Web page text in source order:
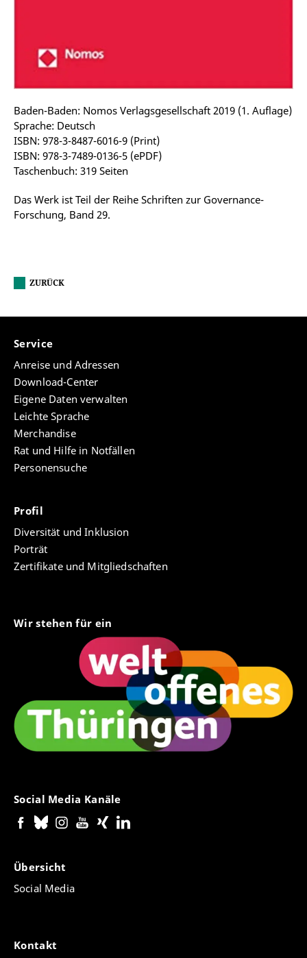
Baden-Baden: Nomos Verlagsgesellschaft 2019 (1. Auflage)
Sprache: Deutsch
ISBN: 978-3-8487-6016-9 (Print)
ISBN: 978-3-7489-0136-5 (ePDF)
Taschenbuch: 319 Seiten
Das Werk ist Teil der Reihe Schriften zur Governance-
Forschung, Band 29.
ZURÜCK
Service
Anreise und Adressen
Download-Center
Eigene Daten verwalten
Leichte Sprache
Merchandise
Rat und Hilfe in Notfällen
Personensuche
Profil
Diversität und Inklusion
Porträt
Zertifikate und Mitgliedschaften
Wir stehen für ein
Social Media Kanäle
Übersicht
Social Media
Kontakt